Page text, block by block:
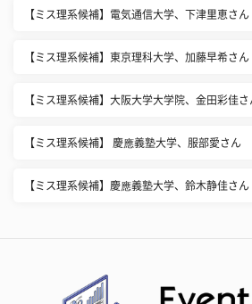
【ミス理系候補】電気通信大学、下津里恵さ
【ミス理系候補】東京理科大学、加藤早希さ
【ミス理系候補】大阪大学大学院、金田彩佳
【ミス理系候補】 慶應義塾大学、服部愛さん
【ミス理系候補】慶應義塾大学、鈴木静佳さ